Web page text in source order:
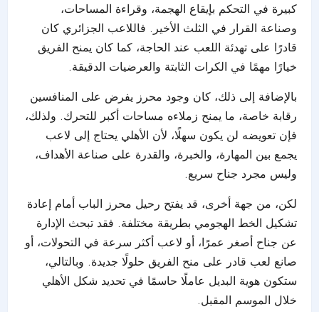
كبيرة في التحكم بإيقاع الهجمة، وقراءة المساحات،
وصناعة القرار في الثلث الأخير. فاللاعب الجزائري كان
قادرًا على تهدئة اللعب عند الحاجة، كما كان يمنح الفريق
خيارًا مهمًا في الكرات الثابتة والعرضيات الدقيقة.
بالإضافة إلى ذلك، كان وجود محرز يفرض على المنافسين
رقابة خاصة، ما يمنح زملاءه مساحات أكبر للتحرك. ولذلك،
فإن تعويضه لن يكون سهلًا، لأن الأهلي يحتاج إلى لاعب
يجمع بين المهارة، والخبرة، والقدرة على صناعة الأهداف،
وليس مجرد جناح سريع.
لكن، من جهة أخرى، قد يفتح رحيل محرز الباب أمام إعادة
تشكيل الخط الهجومي بطريقة مختلفة. فقد تبحث الإدارة
عن جناح أصغر عمرًا، أو لاعب أكثر سرعة في التحولات، أو
صانع لعب قادر على منح الفريق حلولًا جديدة. وبالتالي،
ستكون هوية البديل عاملًا حاسمًا في تحديد شكل الأهلي
خلال الموسم المقبل.